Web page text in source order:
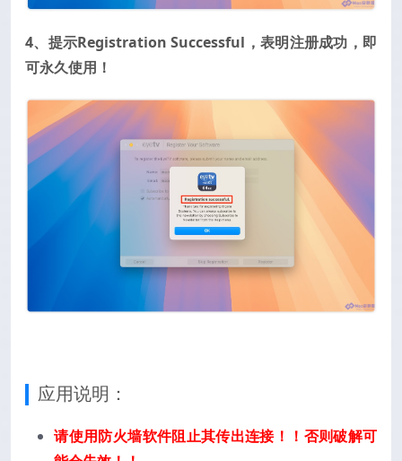
4、提示Registration Successful，表明注册成功，即
可永久使用！
应用说明：
请使用防火墙软件阻止其传出连接！！否则破解可